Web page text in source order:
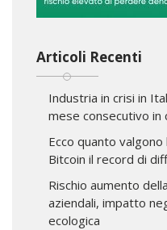
Articoli Recenti
Industria in crisi in
mese consecutivo
Ecco quanto
Bitcoin il record di
Rischio aumento
aziendali, impatto
ecologica